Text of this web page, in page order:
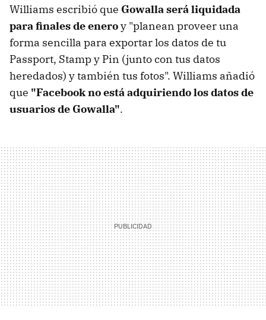
Williams escribió que Gowalla será liquidada
para finales de eneroy "planean proveer una
forma sencilla para exportar los datos de tu
Passport, Stamp y Pin (junto con tus datos
heredados) y también tus fotos". Williams añadió
que "Facebook no está adquiriendo los datos de
usuarios de Gowalla".